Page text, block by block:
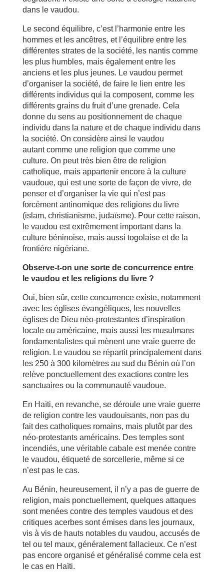
dans le vaudou.
Le second équilibre, c’est l’harmonie entre les
hommes et les ancêtres, et l’équilibre entre les
différentes strates de la société, les nantis comme
les plus humbles, mais également entre les
anciens et les plus jeunes. Le vaudou permet
d’organiser la société, de faire le lien entre les
différents individus qui la composent, comme les
différents grains du fruit d’une grenade. Cela
donne du sens au positionnement de chaque
individu dans la nature et de chaque individu dans
la société. On considère ainsi le vaudou
autant comme une religion que comme une
culture. On peut très bien être de religion
catholique, mais appartenir encore à la culture
vaudoue, qui est une sorte de façon de vivre, de
penser et d’organiser la vie qui n’est pas
forcément antinomique des religions du livre
(islam, christianisme, judaïsme). Pour cette raison,
le vaudou est extrêmement important dans la
culture béninoise, mais aussi togolaise et de la
frontière nigériane.
Observe-t-on une sorte de concurrence entre
le vaudou et les religions du livre ?
Oui, bien sûr, cette concurrence existe, notamment
avec les églises évangéliques, les nouvelles
églises de Dieu néo-protestantes d’inspiration
locale ou américaine, mais aussi les musulmans
fondamentalistes qui mènent une vraie guerre de
religion. Le vaudou se répartit principalement dans
les 250 à 300 kilomètres au sud du Bénin où l’on
relève ponctuellement des exactions contre les
sanctuaires ou la communauté vaudoue.
En Haïti, en revanche, se déroule une vraie guerre
de religion contre les vaudouisants, non pas du
fait des catholiques romains, mais plutôt par des
néo-protestants américains. Des temples sont
incendiés, une véritable cabale est menée contre
le vaudou, étiqueté de sorcellerie, même si ce
n’est pas le cas.
Au Bénin, heureusement, il n’y a pas de guerre de
religion, mais ponctuellement, quelques attaques
sont menées contre des temples vaudous et des
critiques acerbes sont émises dans les journaux,
vis à vis de hauts notables du vaudou, accusés de
tel ou tel maux, généralement fallacieux. Ce n’est
pas encore organisé et généralisé comme cela est
le cas en Haïti.